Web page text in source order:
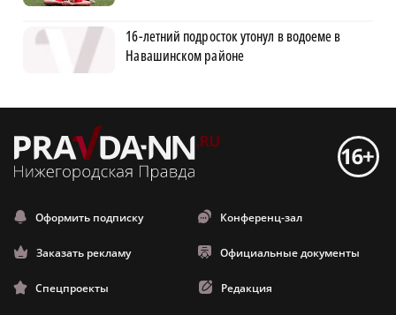
16-летний подросток утонул в водоеме в
Навашинском районе
Оформить подписку Конференц-зал
Заказать рекламу Официальные документы
Спецпроекты Редакция